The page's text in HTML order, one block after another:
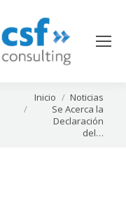
Estás aquí:
Inicio
Noticias
Se Acerca la
Declaración
del…